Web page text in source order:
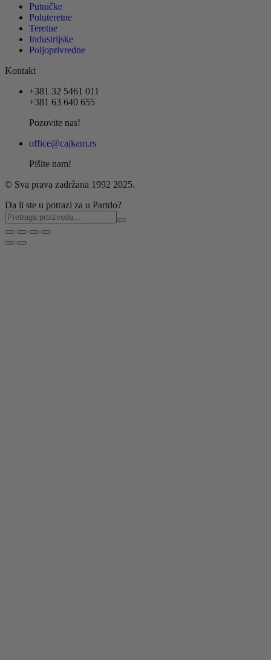
Putničke
Poluteretne
Teretne
Industrijske
Poljoprivredne
Kontakt
+381 32 5461 011
+381 63 640 655
Pozovite nas!
office@cajkam.rs
Pišite nam!
© Sva prava zadržana 1992 2025.
Da li ste u potrazi za u Partdo?